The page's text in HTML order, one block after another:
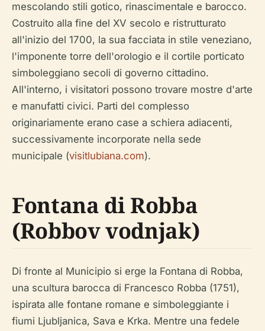
mescolando stili gotico, rinascimentale e barocco.
Costruito alla fine del XV secolo e ristrutturato
all'inizio del 1700, la sua facciata in stile veneziano,
l'imponente torre dell'orologio e il cortile porticato
simboleggiano secoli di governo cittadino.
All'interno, i visitatori possono trovare mostre d'arte
e manufatti civici. Parti del complesso
originariamente erano case a schiera adiacenti,
successivamente incorporate nella sede
municipale (visitlubiana.com).
Fontana di Robba
(Robbov vodnjak)
Di fronte al Municipio si erge la Fontana di Robba,
una scultura barocca di Francesco Robba (1751),
ispirata alle fontane romane e simboleggiante i
fiumi Ljubljanica, Sava e Krka. Mentre una fedele